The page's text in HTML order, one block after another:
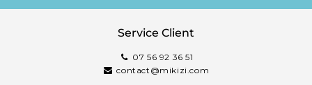
Service Client
07 56 92 36 51
contact@mikizi.com